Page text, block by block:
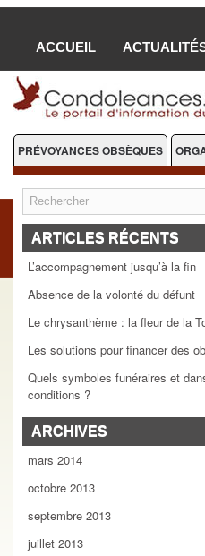
ACCUEIL
PRÉVOYANCES OBSÈQUES
ARTICLES RÉCENTS
L’accompagnement jusqu’à la fin
Absence de la volonté du défunt
Le chrysanthème : la fleur de la
Les solutions pour financer des
Quels symboles funéraires et
conditions ?
ARCHIVES
mars 2014
octobre 2013
septembre 2013
juillet 2013